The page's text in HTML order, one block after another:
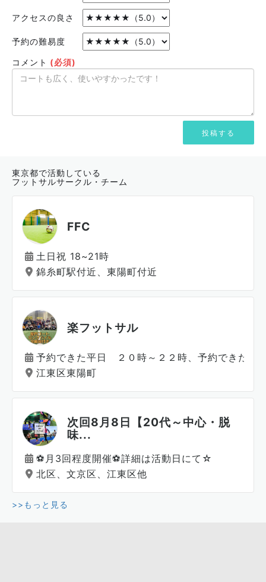
アクセスの良さ
予約の難易度
コメント (必須)
東京都で活動している
フットサルサークル・チーム
FFC
土日祝 18~21時
錦糸町駅付近、東陽町付近
楽フットサル
予約できた平日 ２０時～２２時、予約できた休
江東区東陽町
次回8月8日【20代～中心・脱
味...
⚽️月3回程度開催⚽️詳細は活動日にて☆
北区、文京区、江東区他
>>もっと見る